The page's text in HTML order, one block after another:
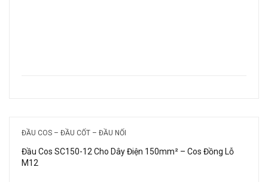
ĐẦU COS – ĐẦU CỐT – ĐẦU NỐI
Đầu Cos SC150-12 Cho Dây Điện 150mm² – Cos Đồng Lỗ
M12